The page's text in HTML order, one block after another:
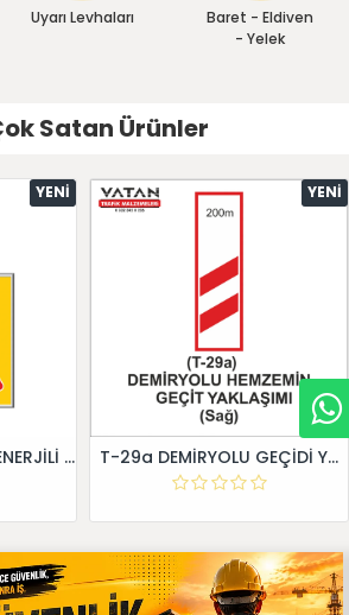
Uyarı Levhaları
Baret - Eldiven
- Yelek
Satan Ürünler
YENI
SOLAR LED'Lİ GÜNEŞ ENERJİLİ LEVHA
YENI
T-29a DEMİRYOLU GEÇİDİ YAKLAŞIM LEVHALARI (Sağ)